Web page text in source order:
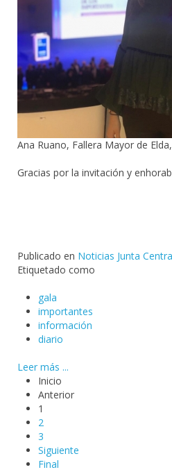
Ana Ruano, Fallera Mayor de
Gracias por la invitación y
Publicado en Noticias Junta
Etiquetado como
gala
importantes
información
diario
Leer más ...
Inicio
Anterior
1
2
3
Siguiente
Final